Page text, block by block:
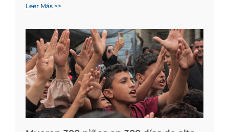
Leer Más >>